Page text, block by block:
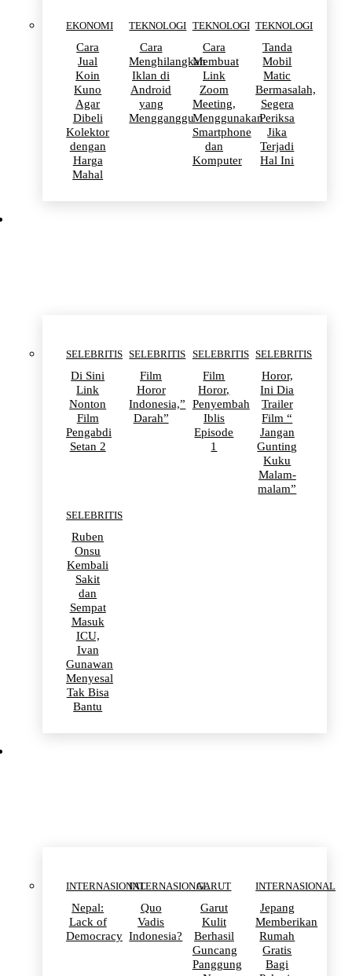
EKONOMI
Cara
Jual
Koin
Kuno
Agar
Dibeli
Kolektor
dengan
Harga
Mahal
TEKNOLOGI
Cara
Menghilangkan
Iklan di
Android
yang
Mengganggu
TEKNOLOGI
Cara
Membuat
Link
Zoom
Meeting,
Menggunakan
Smartphone
dan
Komputer
TEKNOLOGI
Tanda
Mobil
Matic
Bermasalah,
Segera
Periksa
Jika
Terjadi
Hal Ini
SELEBRITIS
Di Sini
Link
Nonton
Film
Pengabdi
Setan 2
SELEBRITIS
Film
Horor
Indonesia,”
Darah”
SELEBRITIS
Film
Horor,
Penyembah
Iblis
Episode
1
SELEBRITIS
Horor,
Ini Dia
Trailer
Film “
Jangan
Gunting
Kuku
Malam-
malam”
SELEBRITIS
Ruben
Onsu
Kembali
Sakit
dan
Sempat
Masuk
ICU,
Ivan
Gunawan
Menyesal
Tak Bisa
Bantu
INTERNASIONAL
Nepal:
Lack of
Democracy
INTERNASIONAL
Quo
Vadis
Indonesia?
GARUT
Garut
Kulit
Berhasil
Guncang
Panggung
INTERNASIONAL
Jepang
Memberikan
Rumah
Gratis
Bagi